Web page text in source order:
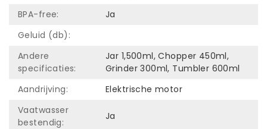
BPA-free:
Ja
Geluid (db):
Andere
specificaties:
Jar 1,500ml, Chopper 450ml,
Grinder 300ml, Tumbler 600ml
Aandrijving:
Elektrische motor
Vaatwasser
bestendig:
Ja